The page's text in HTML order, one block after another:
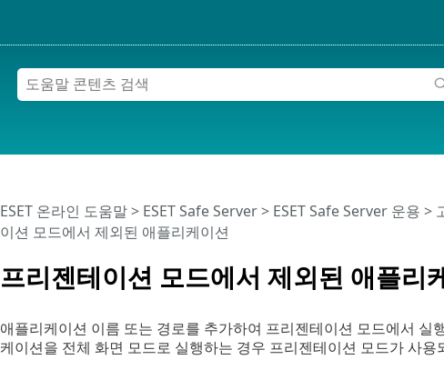
프리젠테이션 모드에서 제외된 애플리
ESET 온라인 도움말> ESET Safe Server> ESET Safe Server 운용 >
이션 모드에서 제외된 애플리케이션
애플리케이션 이름 또는 경로를 추가하여 프리젠테이션 모드에서
케이션을 전체 화면 모드로 실행하는 경우 프리젠테이션 모드가 사용